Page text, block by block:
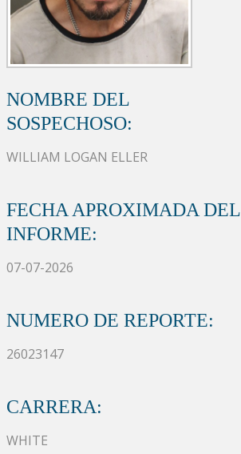
NOMBRE DEL
SOSPECHOSO:
WILLIAM LOGAN ELLER
FECHA APROXIMADA DEL
INFORME:
07-07-2026
NUMERO DE REPORTE:
26023147
CARRERA:
WHITE